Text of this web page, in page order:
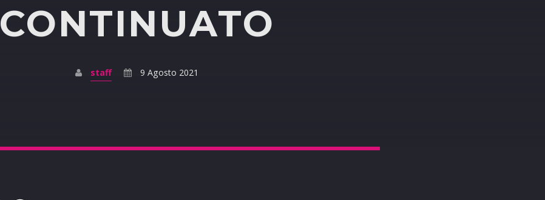
CONTINUATO
staff 9 Agosto 2021